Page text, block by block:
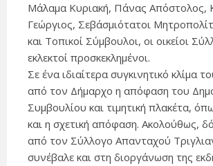
Μάλαμα Κυριακή, Πάνας Απόστολος,
Γεώργιος, Σεβάσμιότατοι
και Τοπικοί Σύμβουλοι, οι οικείοι
εκλεκτοί προσκεκλημένοι.
Σε ένα ιδιαίτερα συγκινητικό κλίμα
από τον Δήμαρχο η απόφαση του
Συμβουλίου και τιμητική πλακέτα,
και η σχετική απόφαση. Ακολούθως,
από τον Σύλλογο Απανταχού
συνέβαλε και στη διοργάνωση της